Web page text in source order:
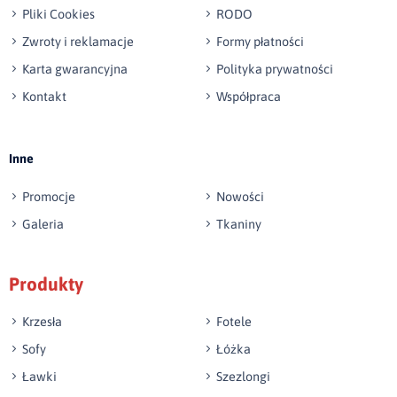
Wyślij opinię
Pliki Cookies
RODO
Zwroty i reklamacje
Formy płatności
Karta gwarancyjna
Polityka prywatności
Kontakt
Współpraca
Inne
Promocje
Nowości
Galeria
Tkaniny
Produkty
Krzesła
Fotele
Sofy
Łóżka
Ławki
Szezlongi